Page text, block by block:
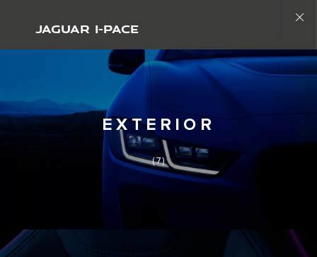
JAGUAR I-PACE
Close
EXTERIOR
(7)